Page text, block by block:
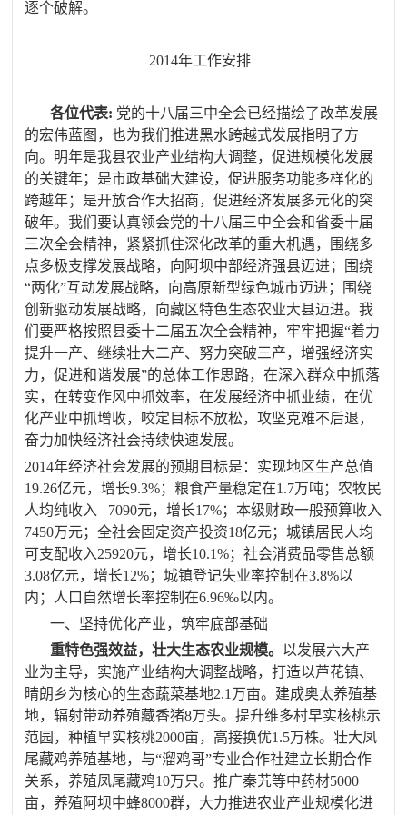
逐个破解。
2014年工作安排
各位代表: 党的十八届三中全会已经描绘了改革发展
的宏伟蓝图，也为我们推进黑水跨越式发展指明了方
向。明年是我县农业产业结构大调整，促进规模化发展
的关键年；是市政基础大建设，促进服务功能多样化的
跨越年；是开放合作大招商，促进经济发展多元化的突
破年。我们要认真领会党的十八届三中全会和省委十届
三次全会精神，紧紧抓住深化改革的重大机遇，围绕多
点多极支撑发展战略，向阿坝中部经济强县迈进；围绕
“两化”互动发展战略，向高原新型绿色城市迈进；围绕
创新驱动发展战略，向藏区特色生态农业大县迈进。我
们要严格按照县委十二届五次全会精神，牢牢把握“着力
提升一产、继续壮大二产、努力突破三产，增强经济实
力，促进和谐发展”的总体工作思路，在深入群众中抓落
实，在转变作风中抓效率，在发展经济中抓业绩，在优
化产业中抓增收，咬定目标不放松，攻坚克难不后退，
奋力加快经济社会持续快速发展。
2014年经济社会发展的预期目标是：实现地区生产总值
19.26亿元，增长9.3%；粮食产量稳定在1.7万吨；农牧民
人均纯收入
7090元，增长17%；本级财政一般预算收入
7450万元；全社会固定资产投资18亿元；城镇居民人均
可支配收入25920元，增长10.1%；社会消费品零售总额
3.08亿元，增长12%；城镇登记失业率控制在3.8%以
内；人口自然增长率控制在6.96‰以内。
一、坚持优化产业，筑牢底部基础
重特色强效益，壮大生态农业规模。 以发展六大产
业为主导，实施产业结构大调整战略，打造以芦花镇、
晴朗乡为核心的生态蔬菜基地2.1 万亩。建成奥太养殖基
地，辐射带动养殖藏香猪8万头。提升维多村早实核桃示
范园，种植早实核桃2000亩，高接换优1.5万株。壮大凤
尾藏鸡养殖基地，与“溜鸡哥”专业合作社建立长期合作
关系，养殖凤尾藏鸡10万只。推广秦艽等中药材5000
亩，养殖 阿坝中蜂8000群，大力推进农业产业规模化进